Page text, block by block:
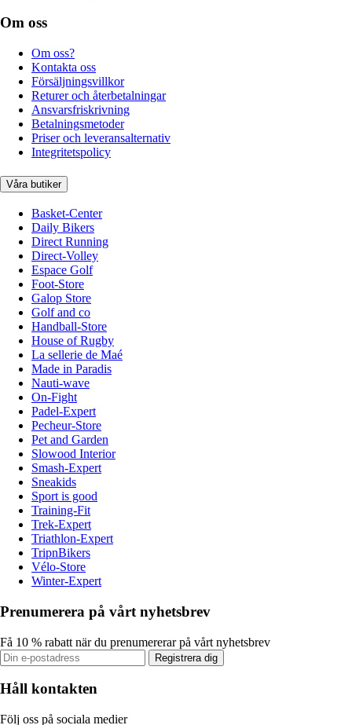
Om oss
Om oss?
Kontakta oss
Försäljningsvillkor
Returer och återbetalningar
Ansvarsfriskrivning
Betalningsmetoder
Priser och leveransalternativ
Integritetspolicy
Våra butiker
Basket-Center
Daily Bikers
Direct Running
Direct-Volley
Espace Golf
Foot-Store
Galop Store
Golf and co
Handball-Store
House of Rugby
La sellerie de Maé
Made in Paradis
Nauti-wave
On-Fight
Padel-Expert
Pecheur-Store
Pet and Garden
Slowood Interior
Smash-Expert
Sneakids
Sport is good
Training-Fit
Trek-Expert
Triathlon-Expert
TripnBikers
Vélo-Store
Winter-Expert
Prenumerera på vårt nyhetsbrev
Få 10 % rabatt när du prenumererar på vårt nyhetsbrev
Registrera dig
Håll kontakten
Följ oss på sociala medier